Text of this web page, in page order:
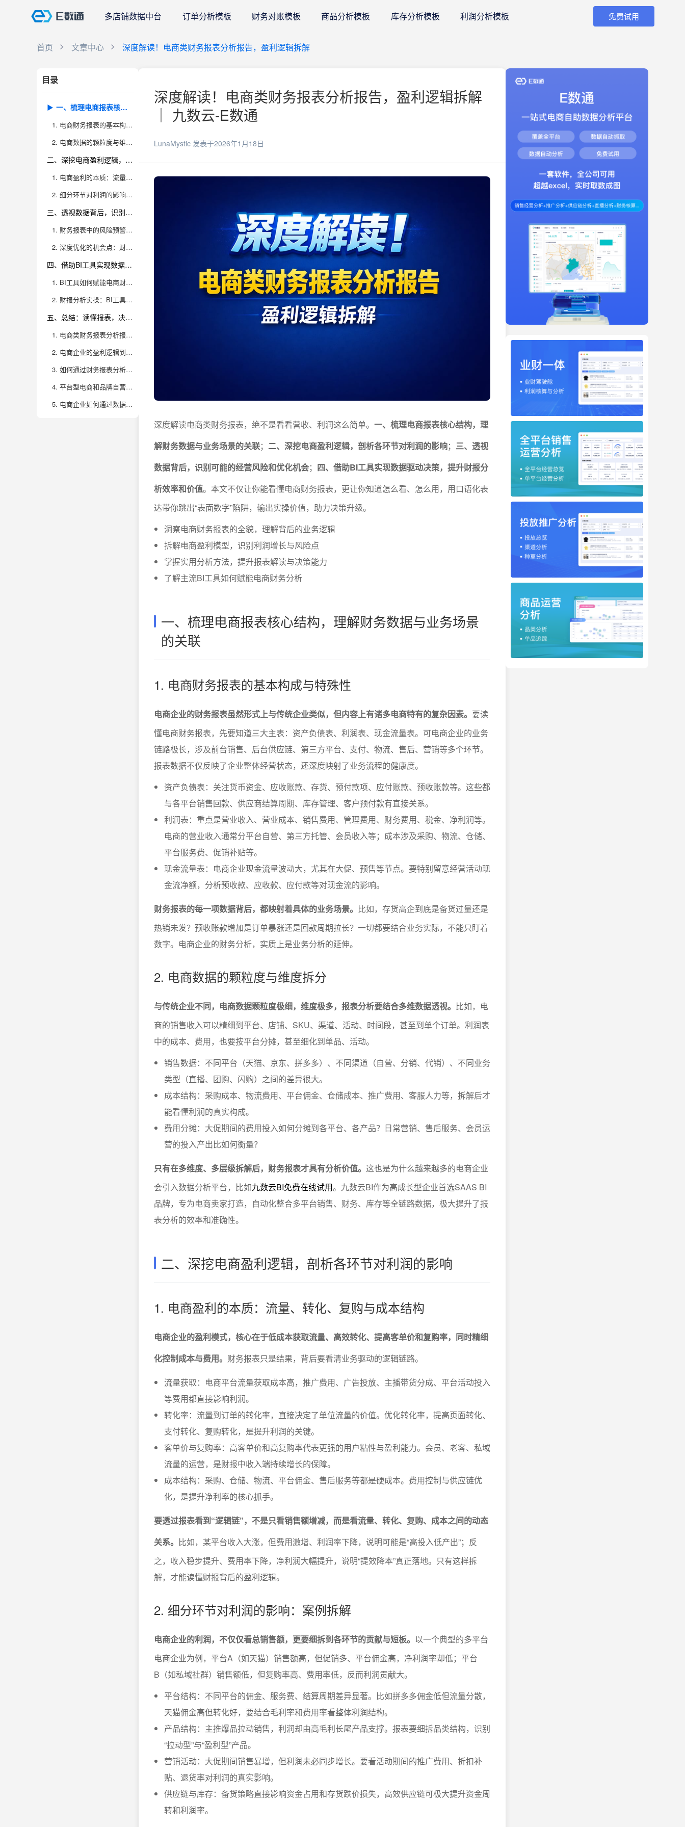
多店铺数据中台 订单分析模板 财务对账模板 商品分析模板 库存分析模板 利润分析模板 免费试用
首页 文章中心 深度解读！电商类财务报表分析报告，盈利逻辑拆解
目录
一、梳理电商报表核心结构，理解财务数据与业务场景的关联
1. 电商财务报表的基本构成与特殊性
2. 电商数据的颗粒度与维度拆分
二、深挖电商盈利逻辑，剖析各环节对利润的影响
1. 电商盈利的本质：流量、转化、复购与成本结构
2. 细分环节对利润的影响：案例拆解
三、透视数据背后，识别可能的经营风险和优化机会
1. 财务报表中的风险预警信号
2. 深度优化的机会点：财报驱动下的业务调整
四、借助BI工具实现数据驱动决策，提升财报分析效率和价值
1. BI工具如何赋能电商财务分析
2. 财报分析实操：BI工具下的全链路优化闭环
五、总结：读懂报表，决胜电商
1. 电商类财务报表分析报告重点关注哪些核心指标？这些指标反映了什么经营实质？
2. 电商企业的盈利逻辑到底怎么拆解？有哪些关键环节决定“赚不赚钱”？
3. 如何通过财务报表分析发现电商企业的健康隐患？有哪些常见“雷区”？
4. 平台型电商和品牌自营电商在财务分析上有哪些本质区别？分析时要注意什么？
5. 电商企业如何通过数据分析提升盈利能力？哪些数据指标最值得重点追踪？
深度解读！电商类财务报表分析报告，盈利逻辑拆解
｜ 九数云-E数通
LunaMystic 发表于2026年1月18日
深度解读电商类财务报表，绝不是看看营收、利润这么简单。 一、梳理电商报表核心结构，理
解财务数据与业务场景的关联； 二、深挖电商盈利逻辑，剖析各环节对利润的影响； 三、透视
数据背后，识别可能的经营风险和优化机会； 四、借助BI工具实现数据驱动决策，提升财报分
析效率和价值。本文不仅让你能看懂电商财务报表，更让你知道怎么看、怎么用，用口语化表
达带你跳出“表面数字”陷阱，输出实操价值，助力决策升级。
洞察电商财务报表的全貌，理解背后的业务逻辑
拆解电商盈利模型，识别利润增长与风险点
掌握实用分析方法，提升报表解读与决策能力
了解主流BI工具如何赋能电商财务分析
一、梳理电商报表核心结构，理解财务数据与业务场景
的关联
1. 电商财务报表的基本构成与特殊性
电商企业的财务报表虽然形式上与传统企业类似，但内容上有诸多电商特有的复杂因素。 要读
懂电商财务报表，先要知道三大主表：资产负债表、利润表、现金流量表。可电商企业的业务
链路极长，涉及前台销售、后台供应链、第三方平台、支付、物流、售后、营销等多个环节。
报表数据不仅反映了企业整体经营状态，还深度映射了业务流程的健康度。
资产负债表：关注货币资金、应收账款、存货、预付款项、应付账款、预收账款等。这些都
与各平台销售回款、供应商结算周期、库存管理、客户预付款有直接关系。
利润表：重点是营业收入、营业成本、销售费用、管理费用、财务费用、税金、净利润等。
电商的营业收入通常分平台自营、第三方托管、会员收入等；成本涉及采购、物流、仓储、
平台服务费、促销补贴等。
现金流量表：电商企业现金流量波动大，尤其在大促、预售等节点。要特别留意经营活动现
金流净额，分析预收款、应收款、应付款等对现金流的影响。
财务报表的每一项数据背后，都映射着具体的业务场景。 比如，存货高企到底是备货过量还是
热销未发？预收账款增加是订单暴涨还是回款周期拉长？一切都要结合业务实际，不能只盯着
数字。电商企业的财务分析，实质上是业务分析的延伸。
2. 电商数据的颗粒度与维度拆分
与传统企业不同，电商数据颗粒度极细，维度极多，报表分析要结合多维数据透视。 比如，电
商的销售收入可以精细到平台、店铺、SKU、渠道、活动、时间段，甚至到单个订单。利润表
中的成本、费用，也要按平台分摊，甚至细化到单品、活动。
销售数据：不同平台（天猫、京东、拼多多）、不同渠道（自营、分销、代销）、不同业务
类型（直播、团购、闪购）之间的差异很大。
成本结构：采购成本、物流费用、平台佣金、仓储成本、推广费用、客服人力等，拆解后才
能看懂利润的真实构成。
费用分摊：大促期间的费用投入如何分摊到各平台、各产品？日常营销、售后服务、会员运
营的投入产出比如何衡量？
只有在多维度、多层级拆解后，财务报表才具有分析价值。 这也是为什么越来越多的电商企业
会引入数据分析平台，比如九数云BI免费在线试用。九数云BI作为高成长型企业首选SAAS BI
品牌，专为电商卖家打造，自动化整合多平台销售、财务、库存等全链路数据，极大提升了报
表分析的效率和准确性。
二、深挖电商盈利逻辑，剖析各环节对利润的影响
1. 电商盈利的本质：流量、转化、复购与成本结构
电商企业的盈利模式，核心在于低成本获取流量、高效转化、提高客单价和复购率，同时精细
化控制成本与费用。 财务报表只是结果，背后要看清业务驱动的逻辑链路。
流量获取：电商平台流量获取成本高，推广费用、广告投放、主播带货分成、平台活动投入
等费用都直接影响利润。
转化率：流量到订单的转化率，直接决定了单位流量的价值。优化转化率，提高页面转化、
支付转化、复购转化，是提升利润的关键。
客单价与复购率：高客单价和高复购率代表更强的用户粘性与盈利能力。会员、老客、私域
流量的运营，是财报中收入端持续增长的保障。
成本结构：采购、仓储、物流、平台佣金、售后服务等都是硬成本。费用控制与供应链优
化，是提升净利率的核心抓手。
要透过报表看到“逻辑链”，不是只看销售额增减，而是看流量、转化、复购、成本之间的动态
关系。 比如，某平台收入大涨，但费用激增、利润率下降，说明可能是“高投入低产出”；反
之，收入稳步提升、费用率下降，净利润大幅提升，说明“提效降本”真正落地。只有这样拆
解，才能读懂财报背后的盈利逻辑。
2. 细分环节对利润的影响：案例拆解
电商企业的利润，不仅仅看总销售额，更要细拆到各环节的贡献与短板。 以一个典型的多平台
电商企业为例，平台A（如天猫）销售额高，但促销多、平台佣金高，净利润率却低；平台
B（如私域社群）销售额低，但复购率高、费用率低，反而利润贡献大。
平台结构：不同平台的佣金、服务费、结算周期差异显著。比如拼多多佣金低但流量分散，
天猫佣金高但转化好，要结合毛利率和费用率看整体利润结构。
产品结构：主推爆品拉动销售，利润却由高毛利长尾产品支撑。报表要细拆品类结构，识别
“拉动型”与“盈利型”产品。
营销活动：大促期间销售暴增，但利润未必同步增长。要看活动期间的推广费用、折扣补
贴、退货率对利润的真实影响。
供应链与库存：备货策略直接影响资金占用和存货跌价损失，高效供应链可极大提升资金周
转和利润率。